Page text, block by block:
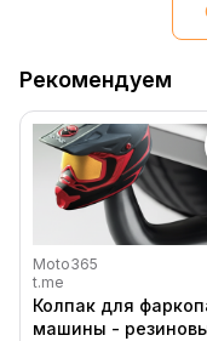
Рекомендуем
Moto365
t.me
Колпак для
машины -